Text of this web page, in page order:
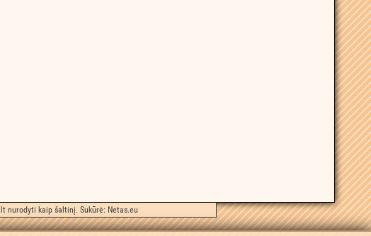
nurodyti kaip šaltinį. Sukūrė: Netas.eu